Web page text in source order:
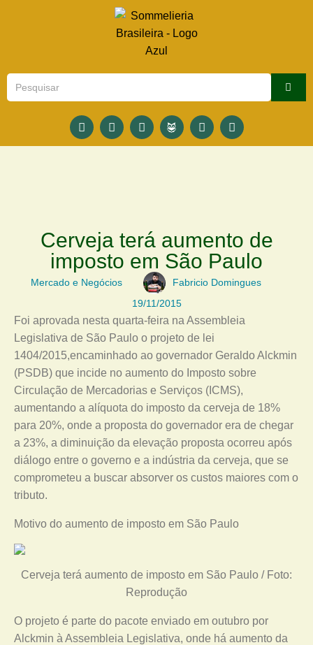
Cerveja terá aumento de
imposto em São Paulo
Mercado e Negócios
Fabricio Domingues
19/11/2015
Foi aprovada nesta quarta-feira na Assembleia
Legislativa de São Paulo o projeto de lei
1404/2015,encaminhado ao governador Geraldo Alckmin
(PSDB) que incide no aumento do Imposto sobre
Circulação de Mercadorias e Serviços (ICMS),
aumentando a alíquota do imposto da cerveja de 18%
para 20%, onde a proposta do governador era de chegar
a 23%, a diminuição da elevação proposta ocorreu após
diálogo entre o governo e a indústria da cerveja, que se
comprometeu a buscar absorver os custos maiores com o
tributo.
Motivo do aumento de imposto em São Paulo
Cerveja terá aumento de imposto em São Paulo / Foto:
Reprodução
O projeto é parte do pacote enviado em outubro por
Alckmin à Assembleia Legislativa, onde há aumento da